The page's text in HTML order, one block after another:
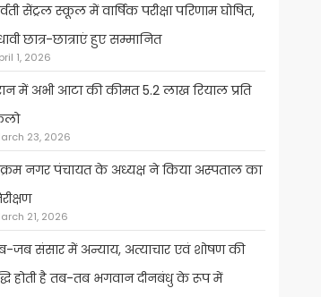
सेंट्रल स्कूल में वार्षिक परीक्षा परिणाम घोषित,
छात्र-छात्राएं हुए सम्मानित
1, 2026
में अभी आटा की कीमत 5.2 लाख रियाल प्रति
23, 2026
नगर पंचायत के अध्यक्ष ने किया अस्पताल का
21, 2026
जब संसार में अन्याय, अत्याचार एवं शोषण की
होती है तब-तब भगवान दीनबंधु के रूप में